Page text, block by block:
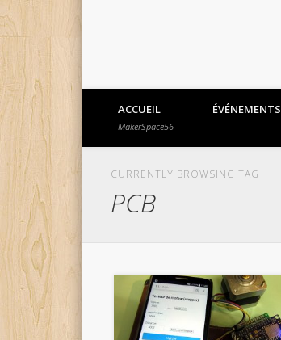
ACCUEIL
MakerSpace56
ÉVÉNEMENTS
CURRENTLY BROWSING TAG
PCB